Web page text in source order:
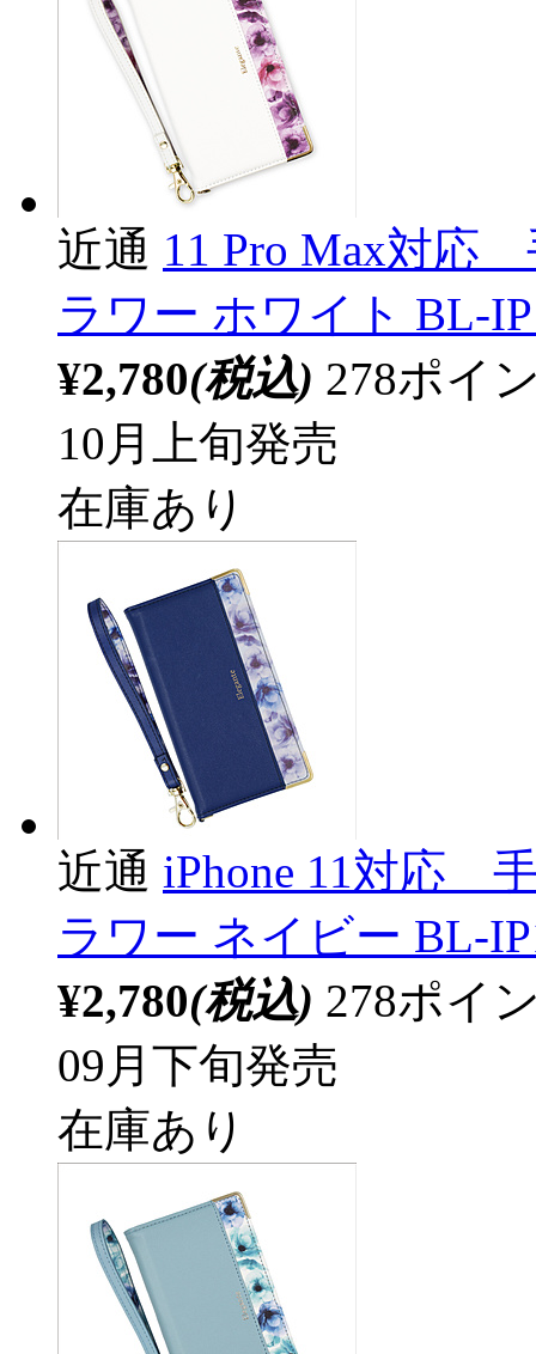
近通 11 Pro Max対
ラワー ホワイト BL-
¥2,780(税込) 278ポイ
10月上旬発売
在庫あり
近通 iPhone 11対応
ラワー ネイビー BL-
¥2,780(税込) 278ポイ
09月下旬発売
在庫あり